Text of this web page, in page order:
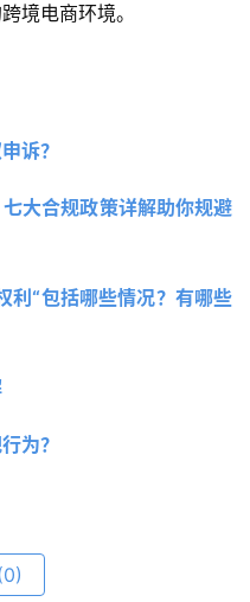
境电商环境。
诉？
大合规政策详解助你规避
利“包括哪些情况？有哪些
为？